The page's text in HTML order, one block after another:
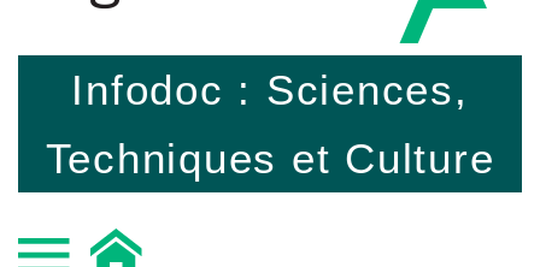
Infodoc : Sciences,
Techniques et Culture